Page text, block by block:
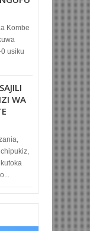
Kombe
usiku
WA